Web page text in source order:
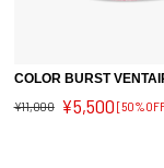
COLOR BURST
¥11,000 ¥5,500